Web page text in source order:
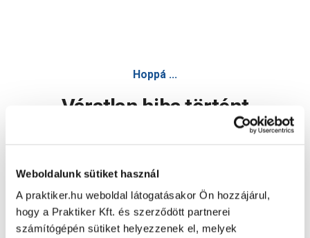
Weboldalunk sütiket használ
A praktiker.hu weboldal látogatásakor Ön hozzájárul,
hogy a Praktiker Kft. és szerződött partnerei
számítógépén sütiket helyezzenek el, melyek
Hoppá ...
Váratlan hiba történt
Oldal újratöltése